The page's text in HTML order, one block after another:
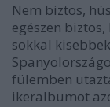
Nem biztos,
egészen
sokkal
fülemben
ikeralbumot